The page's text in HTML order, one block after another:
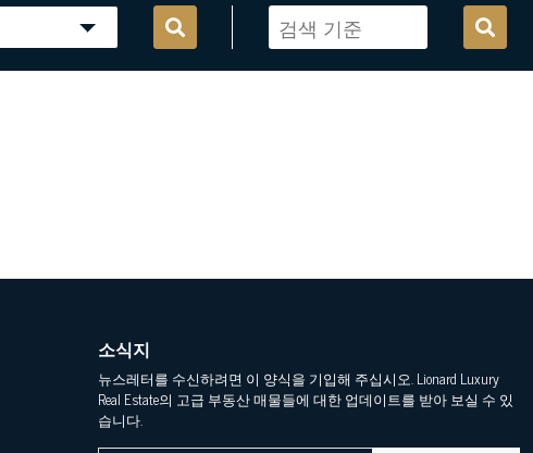
소식지
뉴스레터를 수신하려면 이 양식을 기입해 주십시오. Lionard Luxury
Real Estate의 고급 부동산 매물들에 대한 업데이트를 받아 보실 수 있
습니다.